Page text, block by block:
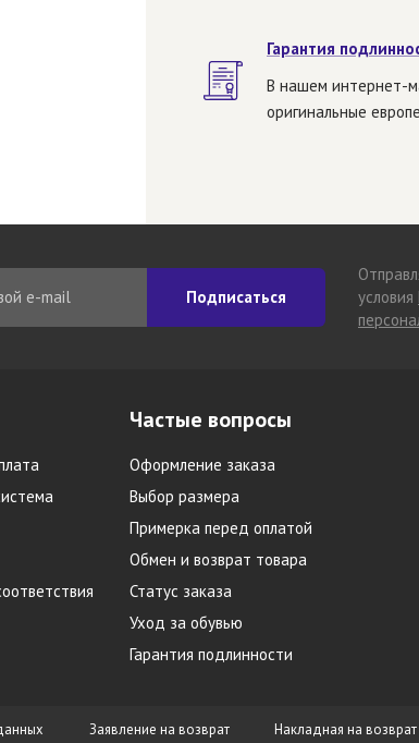
Гарантия
В нашем интернет-
оригинальные
Подписаться
условия
Частые вопросы
Оформление заказа
Выбор размера
Примерка перед оплатой
Обмен и возврат товара
Статус заказа
Уход за обувью
Гарантия подлинности
Заявление на возврат Накладная на возврат